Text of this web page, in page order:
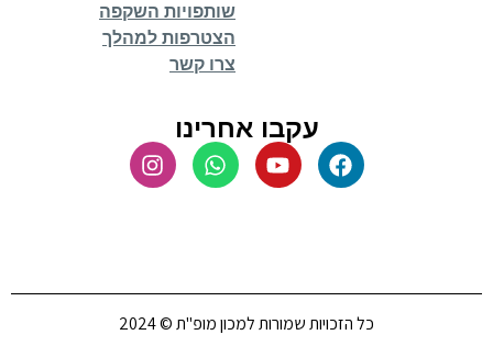
שותפויות השקפה
הצטרפות למהלך
צרו קשר
עקבו אחרינו
כל הזכויות שמורות למכון מופ"ת © 2024